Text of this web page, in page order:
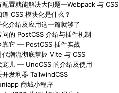
配置就能解决大问题—Webpack 与 CSS
CSS 模块化是什么？
化介绍及应用这一篇就够了
问的 PostCSS 介绍与插件机制
靠它 — PostCSS 插件实战
代潮流彻底掌握 Vite 与 CSS
宠儿 — UnoCSS 的介绍及使用
开发利器 TailwindCSS
商城小程序